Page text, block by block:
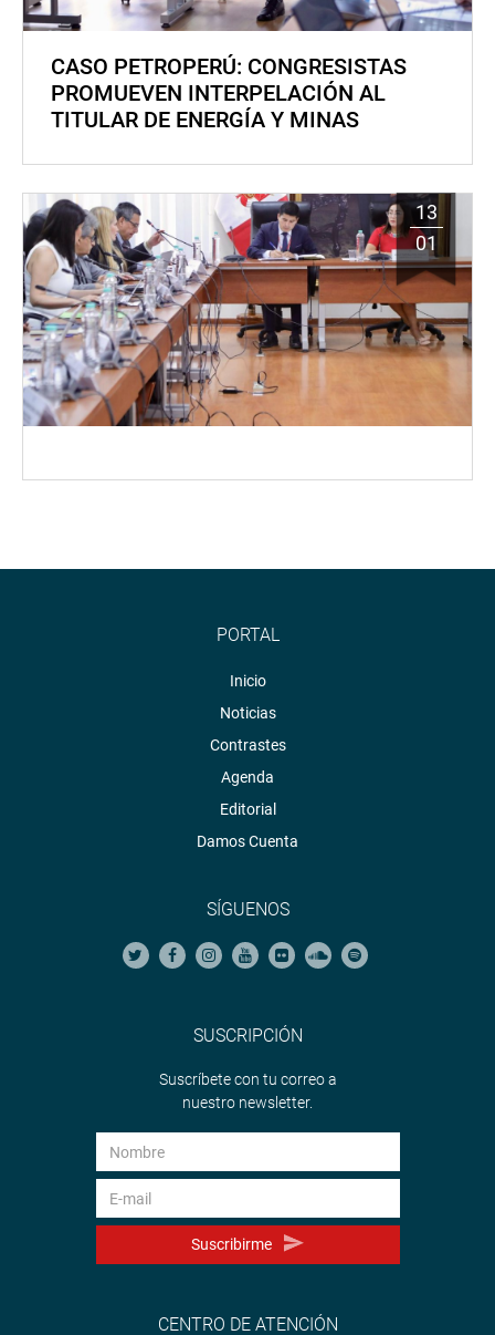
CASO PETROPERÚ: CONGRESISTAS
PROMUEVEN INTERPELACIÓN AL
TITULAR DE ENERGÍA Y MINAS
13
01
PORTAL
Inicio
Noticias
Contrastes
Agenda
Editorial
Damos Cuenta
SÍGUENOS
SUSCRIPCIÓN
Suscríbete con tu correo a
nuestro newsletter.
Suscribirme
CENTRO DE ATENCIÓN